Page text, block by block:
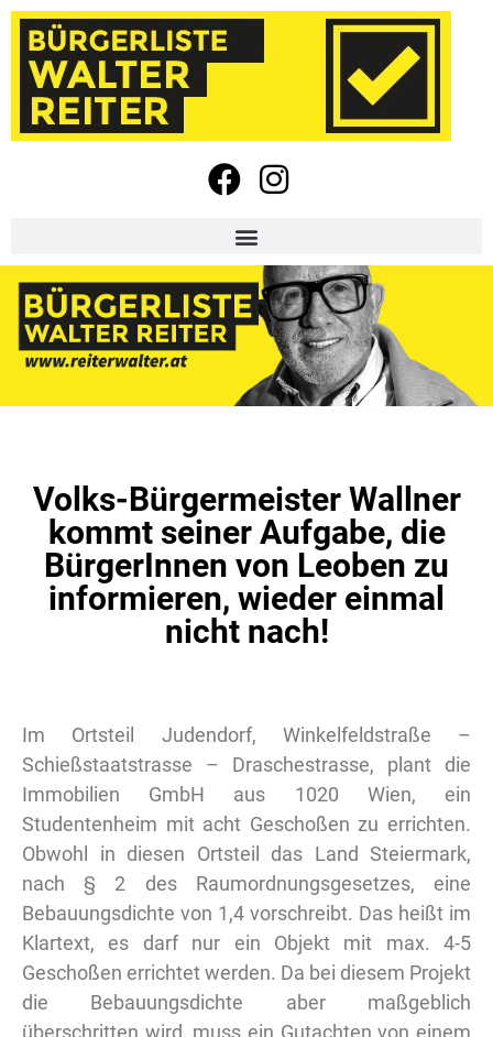
Volks-Bürgermeister Wallner
kommt seiner Aufgabe, die
BürgerInnen von Leoben zu
informieren, wieder einmal
nicht nach!
Im Ortsteil Judendorf, Winkelfeldstraße –
Schießstaatstrasse – Draschestrasse, plant die
Immobilien GmbH aus 1020 Wien, ein
Studentenheim mit acht Geschoßen zu errichten.
Obwohl in diesen Ortsteil das Land Steiermark,
nach § 2 des Raumordnungsgesetzes, eine
Bebauungsdichte von 1,4 vorschreibt. Das heißt im
Klartext, es darf nur ein Objekt mit max. 4-5
Geschoßen errichtet werden. Da bei diesem Projekt
die Bebauungsdichte aber maßgeblich
überschritten wird, muss ein Gutachten von einem